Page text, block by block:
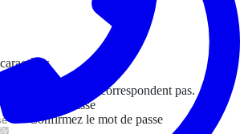
avez saisis ne correspondent pas.
Mot de passe
Confirmez le mot de passe